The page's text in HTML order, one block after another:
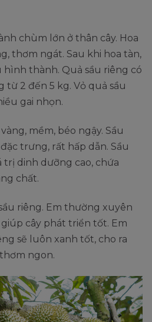
chùm lớn ở thân cây. Hoa
thơm ngát. Sau khi hoa tàn,
hình thành. Quả sầu riêng có
từ 2 đến 5 kg. Vỏ quả sầu
gai nhọn.
mềm, béo ngậy. Sầu
trưng, rất hấp dẫn. Sầu
trị dinh dưỡng cao, chứa
chất.
riêng. Em thường xuyên
giúp cây phát triển tốt. Em
sẽ luôn xanh tốt, cho ra
ngon.